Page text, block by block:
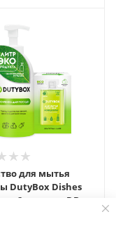
для мытья
DutyBox Dishes
капсулы DB-